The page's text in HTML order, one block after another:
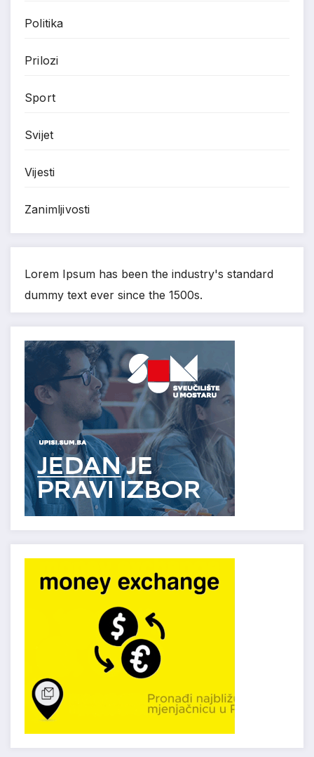
Politika
Prilozi
Sport
Svijet
Vijesti
Zanimljivosti
Lorem Ipsum has been the industry's standard
dummy text ever since the 1500s.